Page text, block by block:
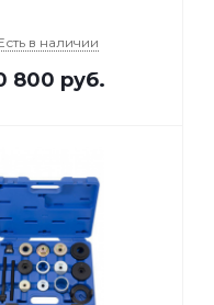
в наличии
800 руб.